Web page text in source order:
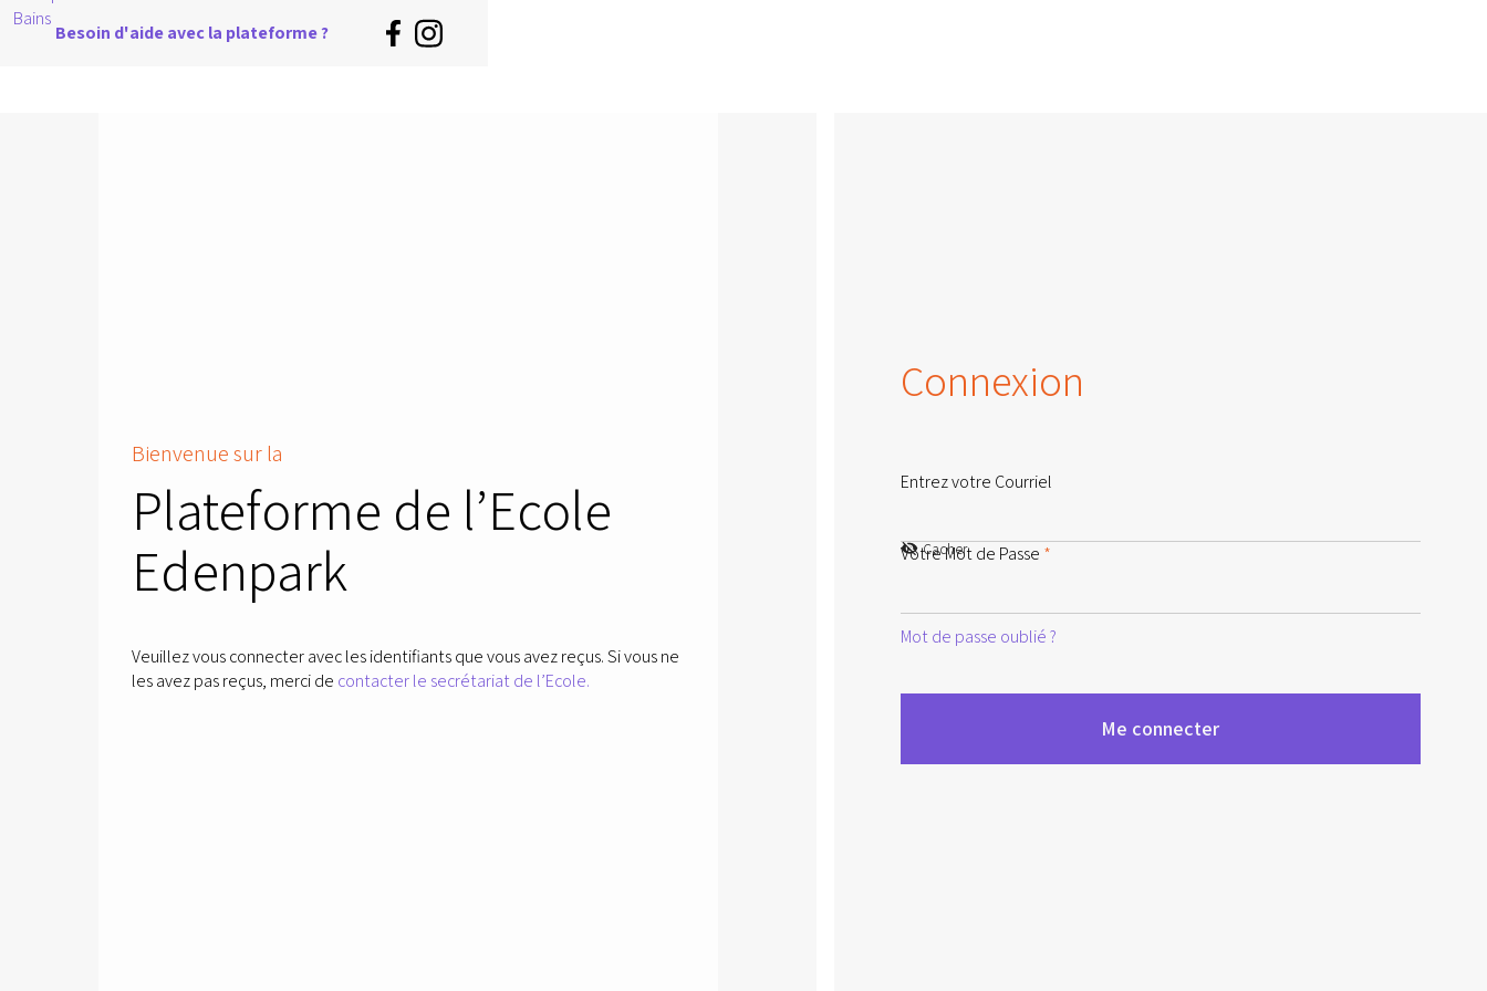
Besoin d'aide avec la plateforme ?
Bienvenue sur la
Plateforme de l’Ecole
Edenpark
Veuillez vous connecter avec les identifiants que vous avez reçus. Si vous ne
les avez pas reçus, merci de contacter le secrétariat de l’Ecole.
Connexion
Entrez votre Courriel
Votre Mot de Passe *
Cacher
Mot de passe oublié ?